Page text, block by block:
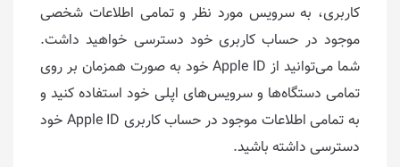
کاربری، به سرویس مورد نظر و تمامی اطلاعات شخصی
موجود در حساب کاربری خود دسترسی خواهید داشت.
شما می‌توانید از Apple ID خود به صورت همزمان بر روی
تمامی دستگاه‌ها و سرویس‌های اپلی خود استفاده کنید و
به تمامی اطلاعات موجود در حساب کاربری Apple ID خود
دسترسی داشته باشید.